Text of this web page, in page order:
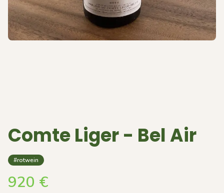
Comte Liger - Bel Air
#rotwein
920 €